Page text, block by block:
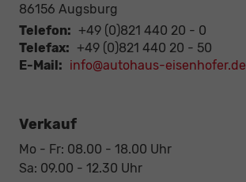
86156 Augsburg
Telefon: +49 (0)821 440 20 - 0
Telefax: +49 (0)821 440 20 - 50
E-Mail: info@autohaus-eisenhofer.de
Verkauf
Mo - Fr: 08.00 - 18.00 Uhr
Sa: 09.00 - 12.30 Uhr